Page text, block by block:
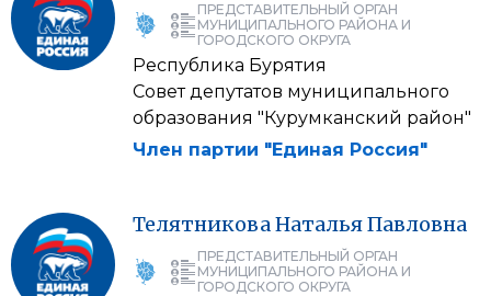
ПРЕДСТАВИТЕЛЬНЫЙ ОРГАН
МУНИЦИПАЛЬНОГО РАЙОНА И
ГОРОДСКОГО ОКРУГА
Республика Бурятия
Совет депутатов муниципального
образования "Курумканский район"
Член партии "Единая Россия"
ТелятниковаНатальяПавловна
ПРЕДСТАВИТЕЛЬНЫЙ ОРГАН
МУНИЦИПАЛЬНОГО РАЙОНА И
ГОРОДСКОГО ОКРУГА